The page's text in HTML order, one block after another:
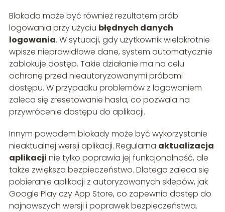
Blokada może być również rezultatem prób
logowania przy użyciu błędnych danych
logowania. W sytuacji, gdy użytkownik wielokrotnie
wpisze nieprawidłowe dane, system automatycznie
zablokuje dostęp. Takie działanie ma na celu
ochronę przed nieautoryzowanymi próbami
dostępu. W przypadku problemów z logowaniem
zaleca się zresetowanie hasła, co pozwala na
przywrócenie dostępu do aplikacji.
Innym powodem blokady może być wykorzystanie
nieaktualnej wersji aplikacji. Regularna aktualizacja
aplikacji nie tylko poprawia jej funkcjonalność, ale
także zwiększa bezpieczeństwo. Dlatego zaleca się
pobieranie aplikacji z autoryzowanych sklepów, jak
Google Play czy App Store, co zapewnia dostęp do
najnowszych wersji i poprawek bezpieczeństwa.